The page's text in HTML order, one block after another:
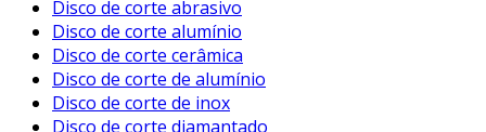
Disco de corte abrasivo
Disco de corte alumínio
Disco de corte cerâmica
Disco de corte de alumínio
Disco de corte de inox
Disco de corte diamantado